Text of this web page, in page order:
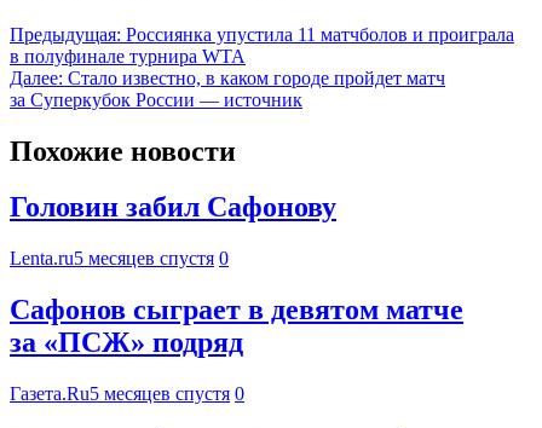
Предыдущая: Россиянка упустила 11 матчболов и проиграла
в полуфинале турнира WTA
Далее: Стало известно, в каком городе пройдет матч
за Суперкубок России — источник
Похожие новости
Головин забил Сафонову
Lenta.ru5 месяцев спустя 0
Сафонов сыграет в девятом матче
за «ПСЖ» подряд
Газета.Ru5 месяцев спустя 0